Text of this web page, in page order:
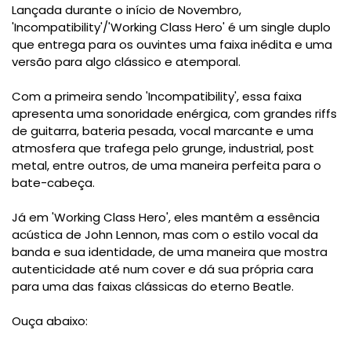
Lançada durante o início de Novembro,
'Incompatibility'/'Working Class Hero' é um single duplo
que entrega para os ouvintes uma faixa inédita e uma
versão para algo clássico e atemporal.
Com a primeira sendo 'Incompatibility', essa faixa
apresenta uma sonoridade enérgica, com grandes riffs
de guitarra, bateria pesada, vocal marcante e uma
atmosfera que trafega pelo grunge, industrial, post
metal, entre outros, de uma maneira perfeita para o
bate-cabeça.
Já em 'Working Class Hero', eles mantêm a essência
acústica de John Lennon, mas com o estilo vocal da
banda e sua identidade, de uma maneira que mostra
autenticidade até num cover e dá sua própria cara
para uma das faixas clássicas do eterno Beatle.
Ouça abaixo: